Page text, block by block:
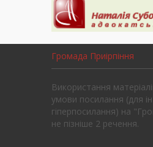
Громада Приірпіння
Використання
умови посилання (для
гіперпосилання) на
не пізніше 2 речення.